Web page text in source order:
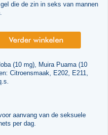
die de zin in seks van mannen
(10 mg), Muira Puama (10
Citroensmaak, E202, E211,
aanvang van de seksuele
per dag.